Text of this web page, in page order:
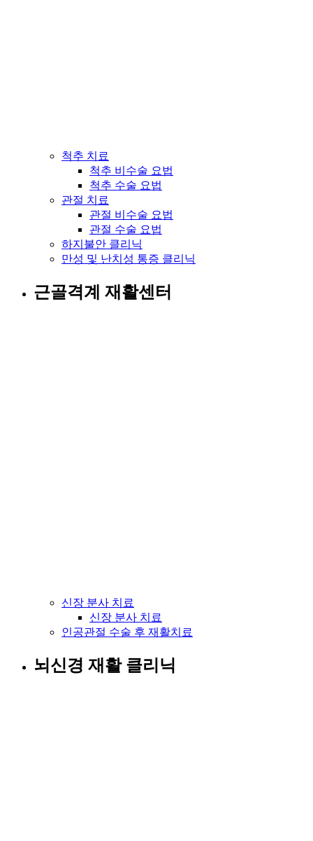
척추 치료
척추 비수술 요법
척추 수술 요법
관절 치료
관절 비수술 요법
관절 수술 요법
하지불안 클리닉
만성 및 난치성 통증 클리닉
근골격계 재활센터
신장 분사 치료
신장 분사 치료
인공관절 수술 후 재활치료
뇌신경 재활 클리닉